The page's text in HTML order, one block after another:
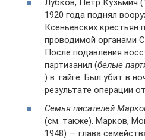
Лубков, Пётр Кузьмич
1920 года поднял
Ксеньевских крестьян
проводимой органами
После подавления
партизанил (белые
) в тайге. Был убит в
результате операции
Семья писателей
(см. также). Марков,
1948) — глава